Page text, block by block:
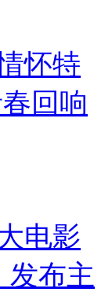
怀特
回响
电影
发布主